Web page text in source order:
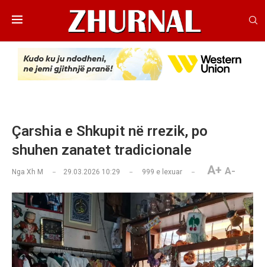
Çarshia e Shkupit në rrezik, po
shuhen zanatet tradicionale
Nga Xh M 29.03.2026 10:29 999 e lexuar A+ A-